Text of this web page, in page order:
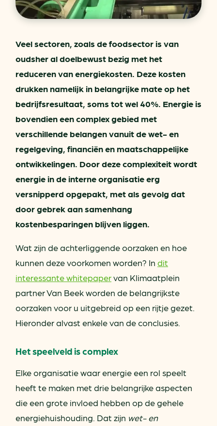
Veel sectoren, zoals de foodsector is van
oudsher al doelbewust bezig met het
reduceren van energiekosten. Deze kosten
drukken namelijk in belangrijke mate op het
bedrijfsresultaat, soms tot wel 40%. Energie is
bovendien een complex gebied met
verschillende belangen vanuit de wet- en
regelgeving, financiën en maatschappelijke
ontwikkelingen. Door deze complexiteit wordt
energie in de interne organisatie erg
versnipperd opgepakt, met als gevolg dat
door gebrek aan samenhang
kostenbesparingen blijven liggen.
Wat zijn de achterliggende oorzaken en hoe
kunnen deze voorkomen worden? In dit
interessante whitepapervan Klimaatplein
partner Van Beek worden de belangrijkste
oorzaken voor u uitgebreid op een rijtje gezet.
Hieronder alvast enkele van de conclusies.
Het speelveld is complex
Elke organisatie waar energie een rol speelt
heeft te maken met drie belangrijke aspecten
die een grote invloed hebben op de gehele
energiehuishouding. Dat zijn wet- en